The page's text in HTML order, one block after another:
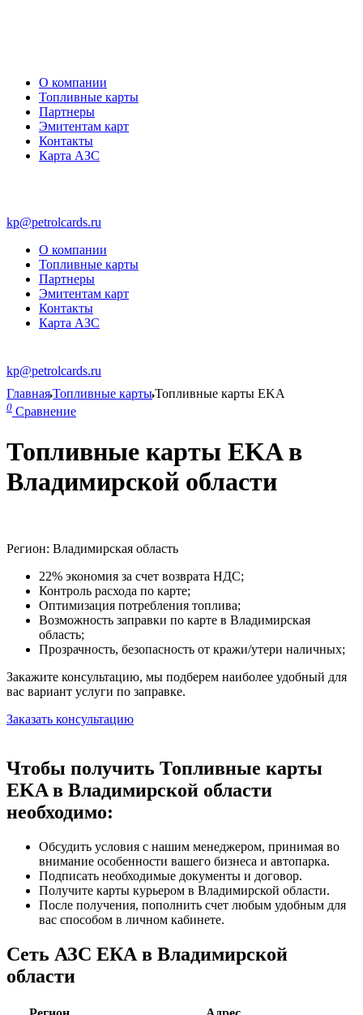
О компании
Топливные карты
Партнеры
Эмитентам карт
Контакты
Карта АЗС
kp@petrolcards.ru
О компании
Топливные карты
Партнеры
Эмитентам карт
Контакты
Карта АЗС
kp@petrolcards.ru
ГлавнаяТопливные картыТопливные карты EKA
0 Сравнение
Топливные карты EKA в
Владимирской области
Регион: Владимирская область
22% экономия за счет возврата НДС;
Контроль расхода по карте;
Оптимизация потребления топлива;
Возможность заправки по карте в Владимирская
область;
Прозрачность, безопасность от кражи/утери наличных;
Закажите консультацию, мы подберем наиболее удобный для
вас вариант услуги по заправке.
Заказать консультацию
Чтобы получить Топливные карты
EKA в Владимирской области
необходимо:
Обсудить условия с нашим менеджером, принимая во
внимание особенности вашего бизнеса и автопарка.
Подписать необходимые документы и договор.
Получите карты курьером в Владимирской области.
После получения, пополнить счет любым удобным для
вас способом в личном кабинете.
Сеть АЗС ЕКА в Владимирской
области